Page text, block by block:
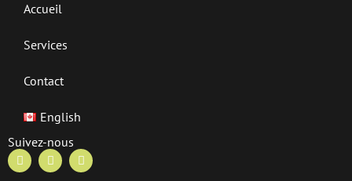
Accueil
Services
Contact
English
Suivez-nous
F
a
I
n
L
i